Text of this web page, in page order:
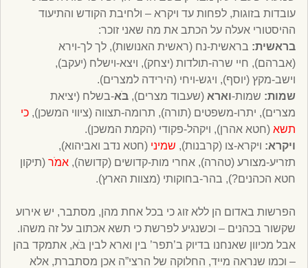
עובדות בזוגות, לפחות עד ויקרא – ולחיבת הקודש והתיעוד
ההיסטורי אעלה על הכתב את מה שאני זוכר:
בראשית: בראשית-נח (ראשית האנושות), לך לך-וירא
(אברהם), חיי שרה-תולדות (יצחק), ויצא-וישלח (יעקב),
וישב-מקץ (יוסף), ויגש-ויחי (הירידה למצרים).
שמות: שמות-וארא (שעבוד מצרים),בֹּא-בשלח (יציאת
מצרים), יתרו-משפטים (תורה), תרומה-תצווה (ציווי המשכן),כי
תשא (חטא אהרן), ויקהל-פקודי (הקמת המשכן).
ויקרא: ויקרא-צו (קרבנות), שמיני (חטא נדב ואביהוא),
תזריע-מצורע (טהרה), אחרי מות-קדושים (קדושה),אמֹר (תיקון
חטא הכהנים?), בהר-בחוקותי (מצוות הארץ).
הפרשות באדום הן ללא זוג כי בכל אחת מהן, מסתבר, יש אירוע
שקשור בכהנים – וכשנגיע לפרשת כי תשא אכתוב על זה משהו.
אבל מכיוון שאנחנו בדיוק ב’תפר’ בין וארא לבין בֹּא, אתמקד בהן
– וכמו שנראה מייד, החלוקה של הרצי”ה אכן מסתברת, אלא